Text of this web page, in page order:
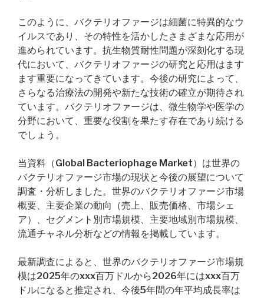
このように、バクテリオファージは細菌に特異的なウ
イルスであり、その特性を活かしたさまざまな応用が
進められています。抗生物質耐性問題が深刻化する現
代において、バクテリオファージの研究と応用はます
ます重要になってきています。今後の研究によって、
さらなる治療法の開発や新たな技術の確立が期待され
ています。バクテリオファージは、微生物学や医学の
分野において、重要な役割を果たす存在であり続ける
でしょう。
当資料（Global Bacteriophage Market）は世界の
バクテリオファージ市場の現状と今後の展望について
調査・分析しました。世界のバクテリオファージ市場
概要、主要企業の動向（売上、販売価格、市場シェ
ア）、セグメント別市場規模、主要地域別市場規模、
流通チャネル分析などの情報を掲載しています。
最新調査によると、世界のバクテリオファージ市場規
模は2025年のxxx百万ドルから2026年にはxxx百万
ドルになると推定され、今後5年間の年平均成長率は